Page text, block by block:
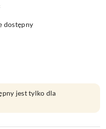
dostępny
jest tylko dla